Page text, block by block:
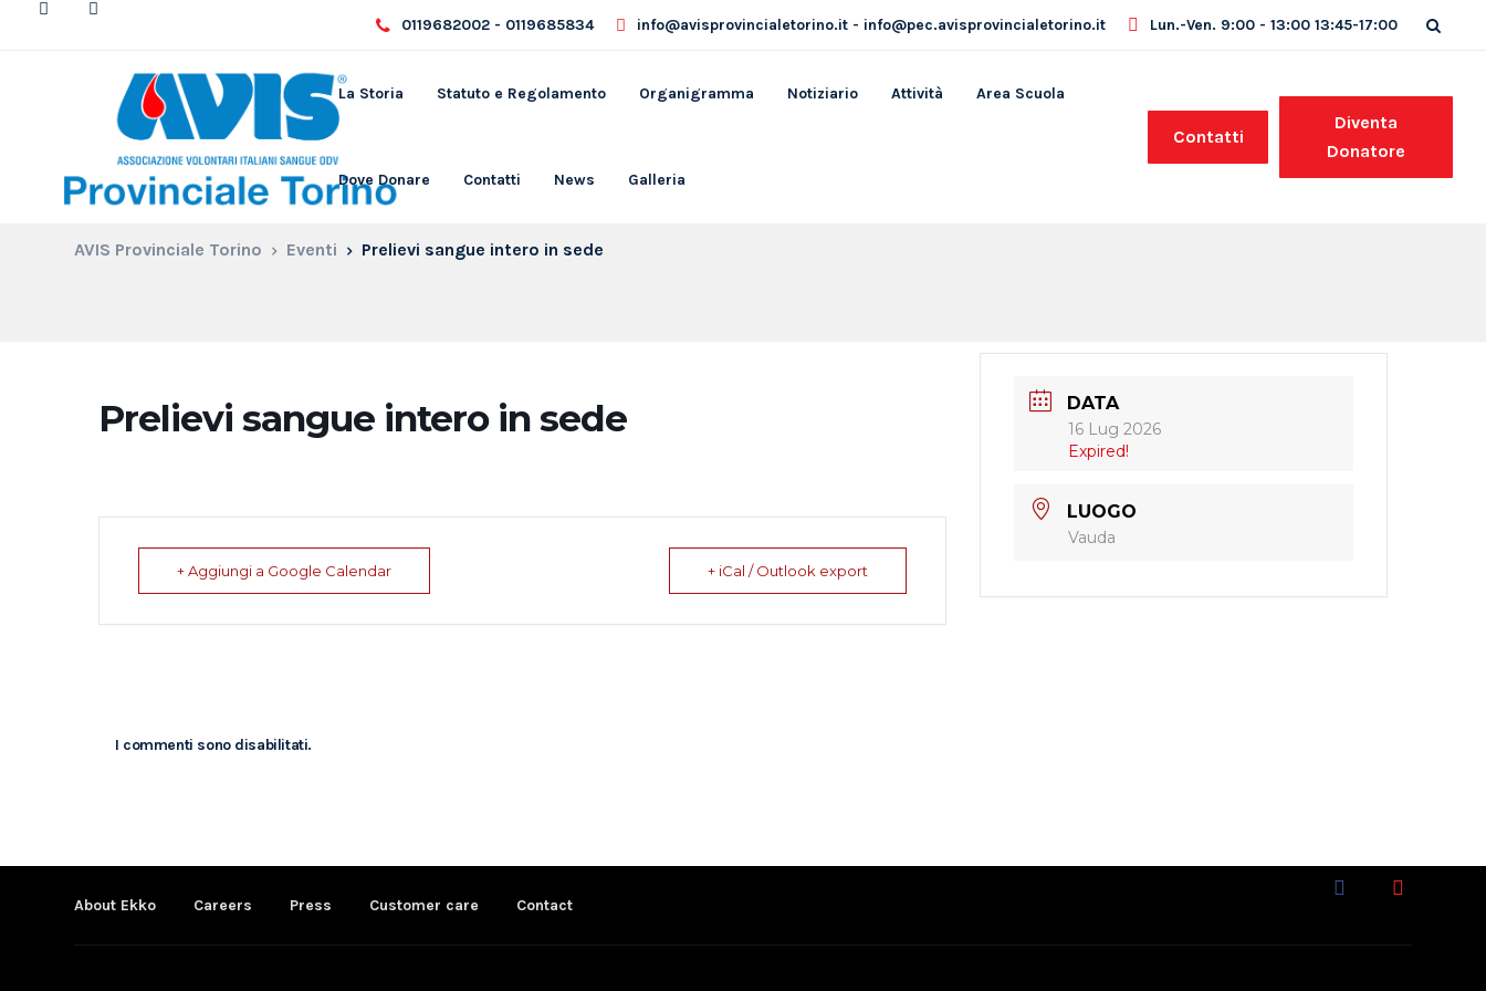
0119682002 - 0119685834 info@avisprovincialetorino.it - info@pec.avisprovincialetorino.it Lun.-Ven. 9:00 - 13:00 13:45-17:00
La Storia Statuto e Regolamento Organigramma Notiziario Attività Area Scuola
Dove Donare Contatti News Galleria
Contatti
Diventa
Donatore
AVIS Provinciale Torino Eventi Prelievi sangue intero in sede
Prelievi sangue intero in sede
+ Aggiungi a Google Calendar + iCal / Outlook export
DATA
16 Lug 2026
Expired!
LUOGO
Vauda
I commenti sono disabilitati.
About Ekko Careers Press Customer care Contact